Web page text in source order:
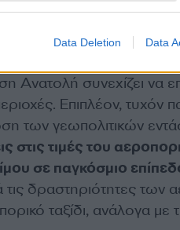
Data Deletion Data
συνεχίζει να
Επιπλέον, τυχόν
των γεωπολιτικών
στις τιμές του
σε παγκόσμιο
τις δραστηριότητες των
ταξίδι, ανάλογα με